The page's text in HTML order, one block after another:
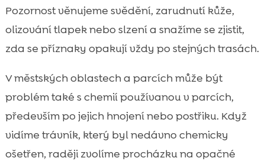
Pozornost věnujeme svědění, zarudnutí kůže,
olizování tlapek nebo slzení a snažíme se zjistit,
zda se příznaky opakují vždy po stejných trasách.
V městských oblastech a parcích může být
problém také s chemií používanou v parcích,
především po jejich hnojení nebo postřiku. Když
vidíme trávník, který byl nedávno chemicky
ošetřen, raději zvolíme procházku na opačné